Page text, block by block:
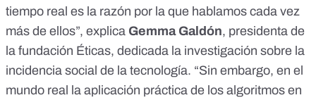
tiempo real es la razón por la que hablamos cada vez
más de ellos”, explica Gemma Galdón, presidenta de
la fundación Éticas, dedicada la investigación sobre la
incidencia social de la tecnología. “Sin embargo, en el
mundo real la aplicación práctica de los algoritmos en